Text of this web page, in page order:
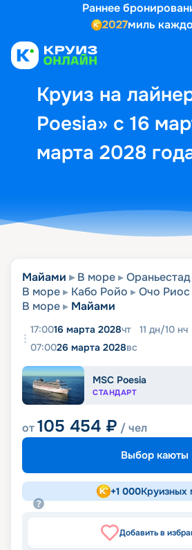
Раннее
2027миль
Круиз на
Poesia» с 16
марта 2028
Выбор кают
Майами В море Ораньестад
В море
Кабо Ройо Очо Риос
В море
Майами
17:0016 марта 2028чт 11 дн/10 нч
07:0026 марта 2028вс
MSC Poesia
СТАНДАРТ
от105 454 ₽ / чел
Выбор каюты
+1 000Круизных
Добавить в